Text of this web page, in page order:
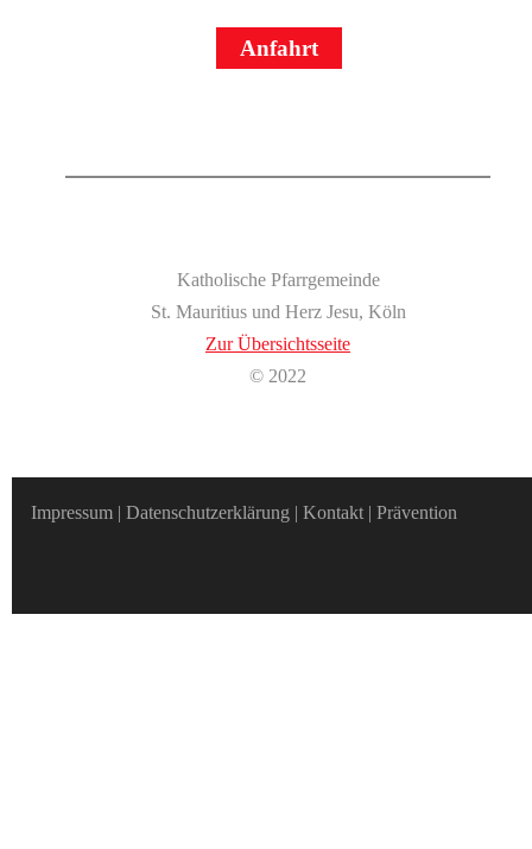
Anfahrt
Katholische Pfarrgemeinde
St. Mauritius und Herz Jesu, Köln
Zur Übersichtsseite
© 2022
Impressum | Datenschutzerklärung | Kontakt | Prävention